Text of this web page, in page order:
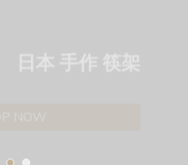
日本 手作 筷架